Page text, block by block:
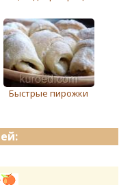
Быстрые пирожки